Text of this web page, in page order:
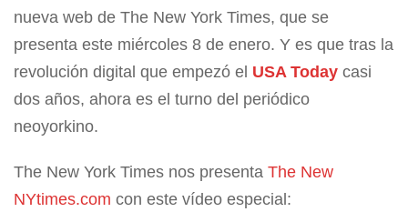
nueva web de The New York Times, que se
presenta este miércoles 8 de enero. Y es que tras la
revolución digital que empezó el USA Today casi
dos años, ahora es el turno del periódico
neoyorkino.
The New York Times nos presenta The New
NYtimes.com con este vídeo especial: